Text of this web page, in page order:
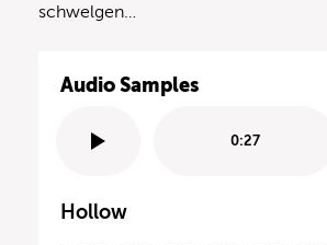
schwelgen…
Audio Samples
0:27
Hollow